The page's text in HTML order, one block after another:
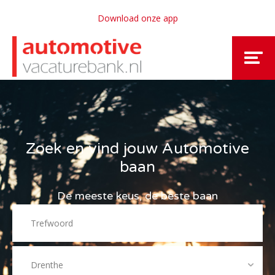
Download onze app
Zoek en vind jouw Automotive
baan
De meeste keus, de beste baan